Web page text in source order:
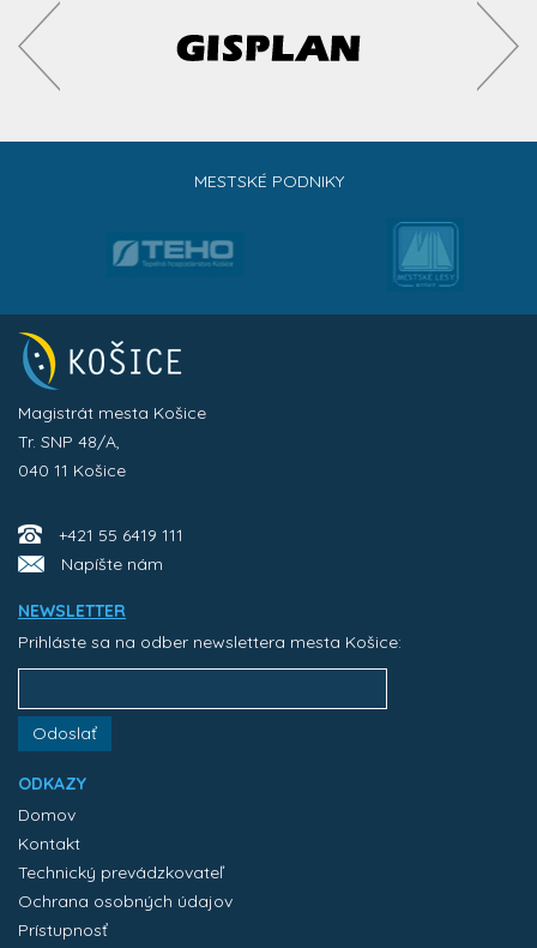
MESTSKÉ PODNIKY
Magistrát mesta Košice
Tr. SNP 48/A,
040 11 Košice
+421 55 6419 111
Napíšte nám
NEWSLETTER
Prihláste sa na odber newslettera mesta Košice:
Odoslať
ODKAZY
Domov
Kontakt
Technický prevádzkovateľ
Ochrana osobných údajov
Prístupnosť